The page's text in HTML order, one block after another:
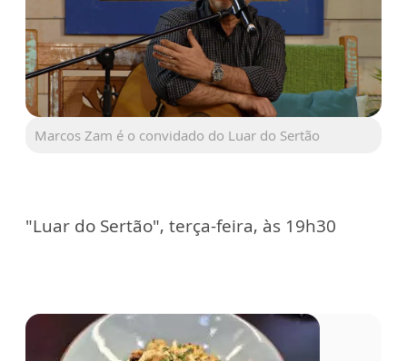
Marcos Zam é o convidado do Luar do Sertão
"Luar do Sertão", terça-feira, às 19h30